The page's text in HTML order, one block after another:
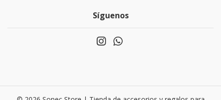
Síguenos